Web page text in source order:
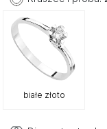
białe złoto